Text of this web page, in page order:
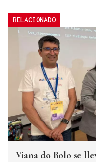
RELACIONADO
Viana do Bolo se